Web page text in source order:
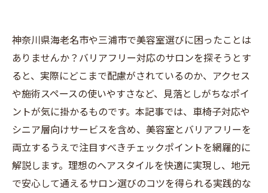
神奈川県海老名市や三浦市で美容室選びに困ったことは
ありませんか？バリアフリー対応のサロンを探そうとす
ると、実際にどこまで配慮がされているのか、アクセス
や施術スペースの使いやすさなど、見落としがちなポイ
ントが気に掛かるものです。本記事では、車椅子対応や
シニア層向けサービスを含め、美容室とバリアフリーを
両立するうえで注目すべきチェックポイントを網羅的に
解説します。理想のヘアスタイルを快適に実現し、地元
で安心して通えるサロン選びのコツを得られる実践的な